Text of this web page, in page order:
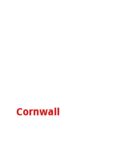
Cornwall